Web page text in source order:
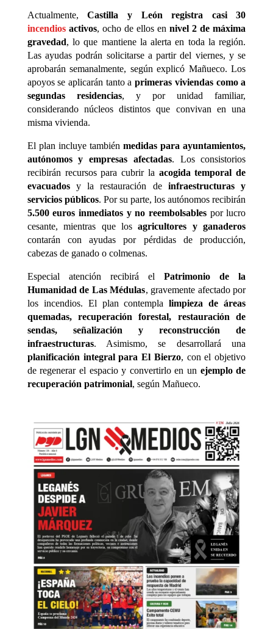
Actualmente,Castilla y León registra casi 30
incendiosactivos, ocho de ellos ennivel 2 de máxima
gravedad, lo que mantiene la alerta en toda la región.
Las ayudas podrán solicitarse a partir del viernes, y se
aprobarán semanalmente, según explicó Mañueco. Los
apoyos se aplicarán tanto aprimeras viviendas como a
segundas residencias, y por unidad familiar,
considerando núcleos distintos que convivan en una
misma vivienda.
El plan incluye tambiénmedidas para ayuntamientos,
autónomos y empresas afectadas. Los consistorios
recibirán recursos para cubrir la acogida temporal de
evacuadosy la restauración de infraestructuras y
servicios públicos. Por su parte, los autónomos recibirán
5.500 euros inmediatos y no reembolsablespor lucro
cesante, mientras que losagricultores y ganaderos
contarán con ayudas por pérdidas de producción,
cabezas de ganado o colmenas.
Especial atención recibirá elPatrimonio de la
Humanidad de Las Médulas, gravemente afectado por
los incendios. El plan contemplalimpieza de áreas
quemadas, recuperación forestal, restauración de
sendas, señalización y reconstrucción de
infraestructuras. Asimismo, se desarrollará una
planificación integral para El Bierzo, con el objetivo
de regenerar el espacio y convertirlo en un ejemplo de
recuperación patrimonial, según Mañueco.